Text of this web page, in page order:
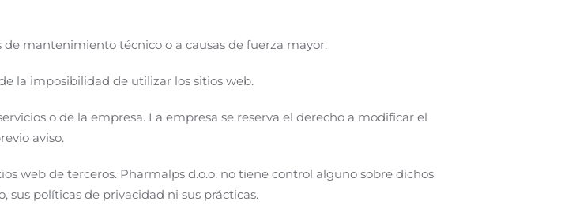
mantenimiento técnico o a causas de fuerza mayor.
la imposibilidad de utilizar los sitios web.
o de la empresa. La empresa se reserva el derecho a modificar el
aviso.
web de terceros. Pharmalps d.o.o. no tiene control alguno sobre dichos
políticas de privacidad ni sus prácticas.